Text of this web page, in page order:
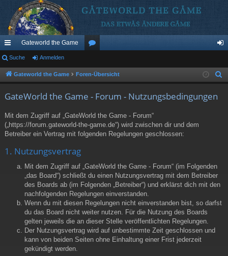
ch
ne
riff
Gateworld the Game
en m
Suche Anmelden
Gateworld the Game Foren-Übersicht
GateWorld the Game - Forum - Nutzungsbedingungen
Mit dem Zugriff auf „GateWorld the Game - Forum“
(„https://forum.gateworld-the-game.de“) wird zwischen dir und dem
Betreiber ein Vertrag mit folgenden Regelungen geschlossen:
1. Nutzungsvertrag
Mit dem Zugriff auf „GateWorld the Game - Forum“ (im Folgenden
„das Board“) schließt du einen Nutzungsvertrag mit dem Betreiber
des Boards ab (im Folgenden „Betreiber“) und erklärst dich mit den
nachfolgenden Regelungen einverstanden.
Wenn du mit diesen Regelungen nicht einverstanden bist, so darfst
du das Board nicht weiter nutzen. Für die Nutzung des Boards
gelten jeweils die an dieser Stelle veröffentlichten Regelungen.
Der Nutzungsvertrag wird auf unbestimmte Zeit geschlossen und
kann von beiden Seiten ohne Einhaltung einer Frist jederzeit
gekündigt werden.